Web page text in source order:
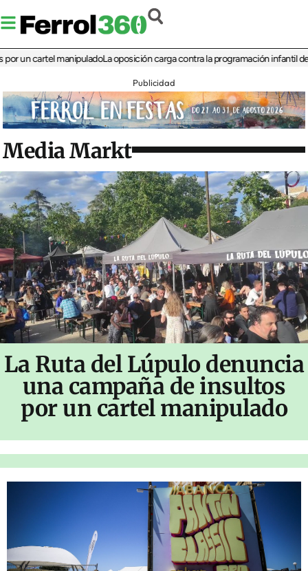
cartel manipuladoLa oposición carga contra la programación infantil de la
Publicidad
Media Markt
La Ruta del Lúpulo denuncia
una campaña de insultos
por un cartel manipulado